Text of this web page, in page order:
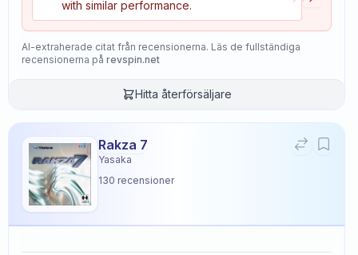
with similar performance.
AI-extraherade citat från recensionerna. Läs de fullständiga
recensionerna på revspin.net
Hitta återförsäljare
Rakza 7
Yasaka
130 recensioner